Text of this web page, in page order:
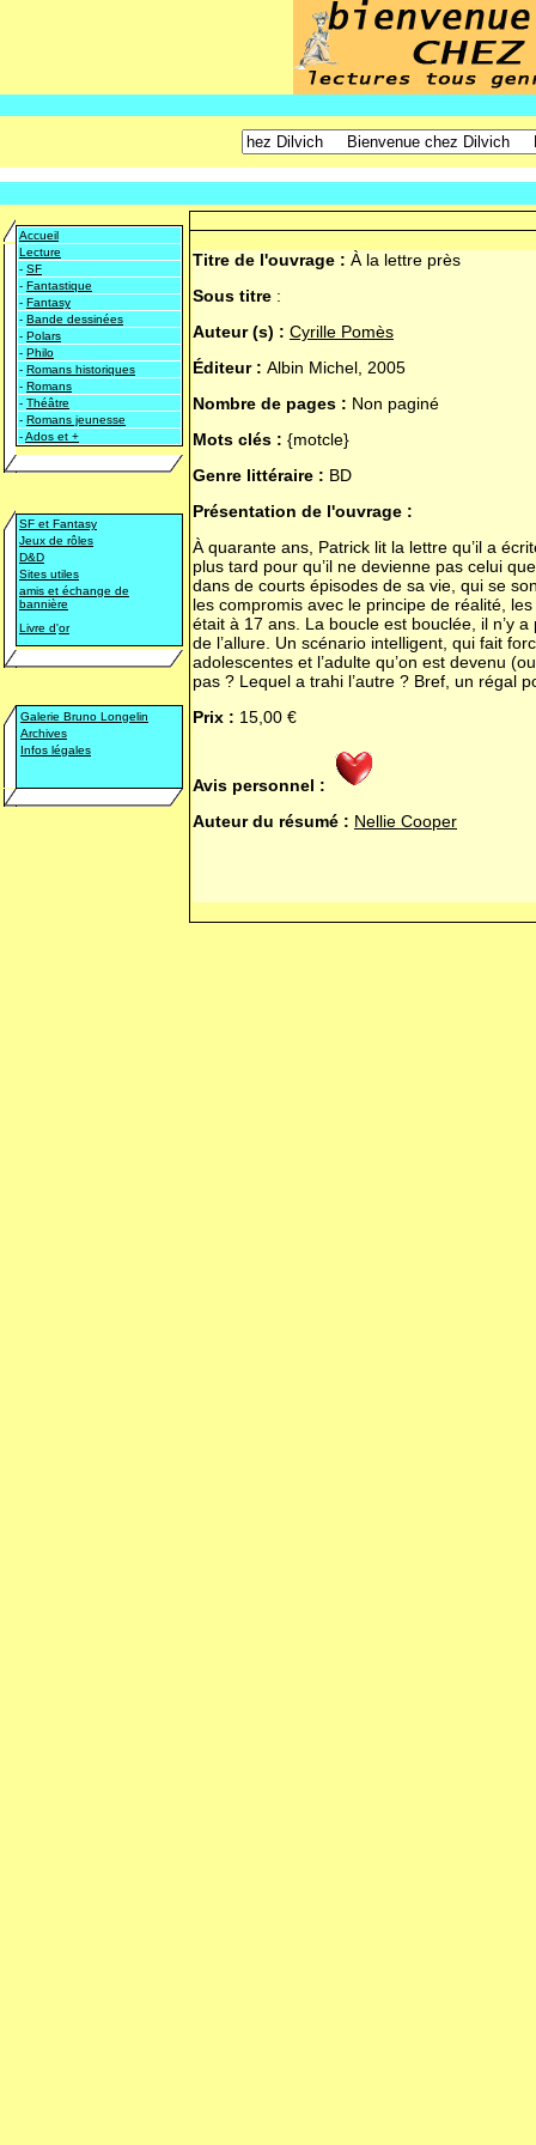
Accueil
Lecture
- SF
- Fantastique
- Fantasy
- Bande dessinées
- Polars
- Philo
- Romans historiques
- Romans
- Théâtre
- Romans jeunesse
-Ados et +
SF et Fantasy
Jeux de rôles
D&D
Sites utiles
amis et échange de
bannière
Livre d'or
Galerie Bruno Longelin
Archives
Infos légales
Titre de l'ouvrage : À la lettre près
Sous titre :
Auteur (s) : Cyrille Pomès
Éditeur : Albin Michel, 2005
Nombre de pages : Non paginé
Mots clés : {motcle}
Genre littéraire : BD
Présentation de l'ouvrage :
À quarante ans, Patrick lit la lettre qu’il a
plus tard pour qu’il ne devienne pas celui
dans de courts épisodes de sa vie, qui se
les compromis avec le principe de réalité,
était à 17 ans. La boucle est bouclée, il n’y
de l’allure. Un scénario intelligent, qui fait
adolescentes et l’adulte qu’on est devenu
pas ? Lequel a trahi l’autre ? Bref, un régal
Prix : 15,00 €
Avis personnel :
Auteur du résumé : Nellie Cooper